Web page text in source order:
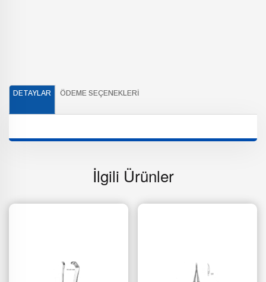
DETAYLAR ÖDEME SEÇENEKLERI
İlgili Ürünler